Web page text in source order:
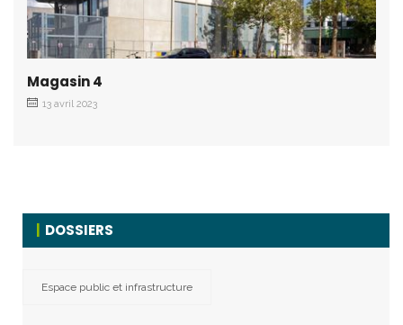
Magasin 4
13 avril 2023
DOSSIERS
Espace public et infrastructure